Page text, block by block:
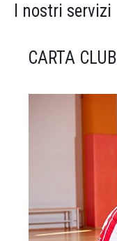
I nostri servizi
CARTA CLUB